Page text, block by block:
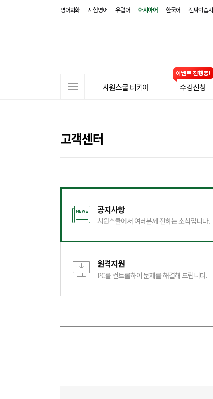
영어회화 시험영어 유럽어 아시아어 한국어 진짜학습지
시원스쿨 터키어 수강신청
고객센터
공지사항
시원스쿨에서 여러분께 전하는 소식입니다.
원격지원
PC를 컨트롤하여 문제를 해결해 드립니다.